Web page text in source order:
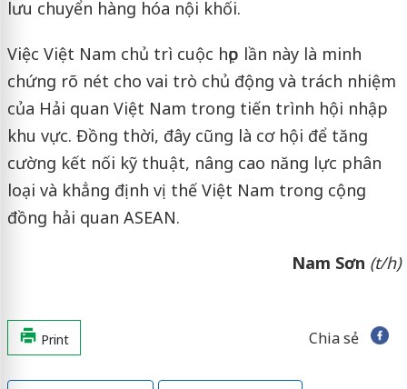
lưu chuyển hàng hóa nội khối.
Việc Việt Nam chủ trì cuộc họp lần này là minh
chứng rõ nét cho vai trò chủ động và trách nhiệm
của Hải quan Việt Nam trong tiến trình hội nhập
khu vực. Đồng thời, đây cũng là cơ hội để tăng
cường kết nối kỹ thuật, nâng cao năng lực phân
loại và khẳng định vị thế Việt Nam trong cộng
đồng hải quan ASEAN.
Nam Sơn (t/h)
Print Chia sẻ